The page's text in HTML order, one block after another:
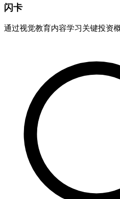
闪卡
通过视觉教育内容学习关键投资